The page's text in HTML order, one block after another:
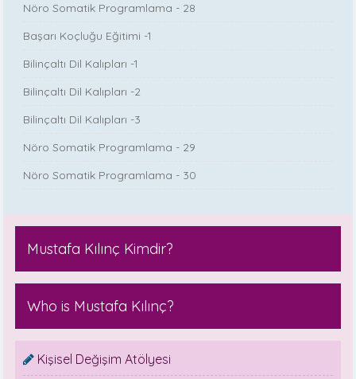
Nöro Somatik Programlama - 28
Başarı Koçluğu Eğitimi -1
Bilinçaltı Dil Kalıpları -1
Bilinçaltı Dil Kalıpları -2
Bilinçaltı Dil Kalıpları -3
Nöro Somatik Programlama - 29
Nöro Somatik Programlama - 30
Mustafa Kılınç Kimdir?
Who is Mustafa Kılınç?
Kişisel Değişim Atölyesi